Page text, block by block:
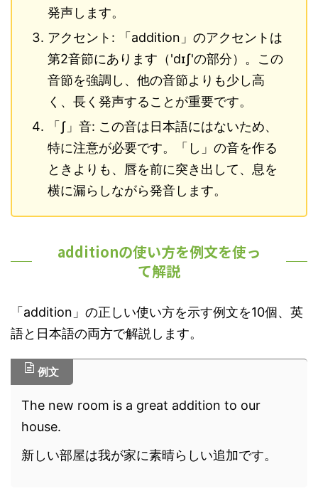
発声します。
アクセント: 「addition」のアクセントは
第2音節にあります（'dɪʃ'の部分）。この
音節を強調し、他の音節よりも少し高
く、長く発声することが重要です。
「ʃ」音: この音は日本語にはないため、
特に注意が必要です。「し」の音を作る
ときよりも、唇を前に突き出して、息を
横に漏らしながら発音します。
additionの使い方を例文を使っ
て解説
「addition」の正しい使い方を示す例文を10個、英
語と日本語の両方で解説します。
例文
The new room is a great addition to our
house.
新しい部屋は我が家に素晴らしい追加です。